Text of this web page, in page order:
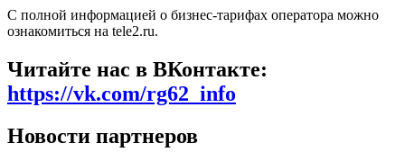
С полной информацией о бизнес-тарифах оператора можно
ознакомиться на tele2.ru.
Читайте нас в ВКонтакте:
https://vk.com/rg62_info
Новости партнеров